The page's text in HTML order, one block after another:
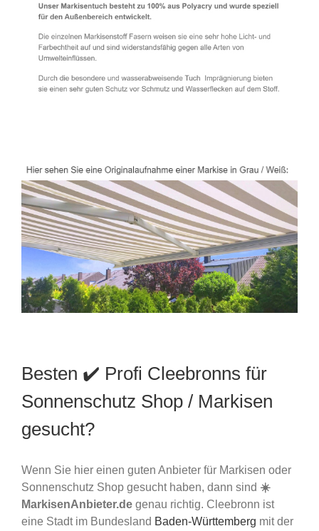
Besten ✔️ Profi Cleebronns für
Sonnenschutz Shop / Markisen
gesucht?
Wenn Sie hier einen guten Anbieter für Markisen oder
Sonnenschutz Shop gesucht haben, dann sind ☀️
MarkisenAnbieter.de genau richtig. Cleebronn ist
eine Stadt im Bundesland Baden-Württemberg mit der